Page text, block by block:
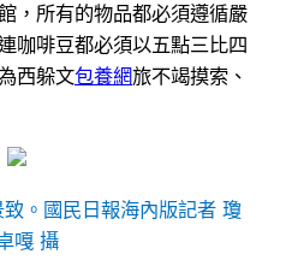
，所有的物品都必須遵循嚴
咖啡豆都必須以五點三比四
西躲文包養網旅不竭摸索、
。國民日報海內版記者 瓊
嘎 攝